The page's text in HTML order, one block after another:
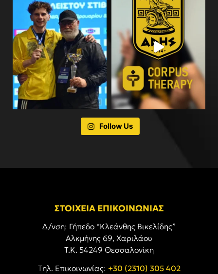
Follow Us
ΣΤΟΙΧΕΙΑ ΕΠΙΚΟΙΝΩΝΙΑΣ
Δ/νση: Γήπεδο “Κλεάνθης Βικελίδης”
Αλκμήνης 69, Χαριλάου
Τ.Κ. 54249 Θεσσαλονίκη
Tηλ. Επικοινωνίας: +30 (2310) 305 402